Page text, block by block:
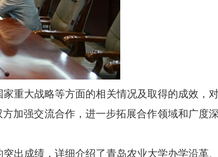
重大战略等方面的相关情况及取得的成效，
加强交流合作，进一步拓展合作领域和广度
出成绩，详细介绍了青岛农业大学办学沿革